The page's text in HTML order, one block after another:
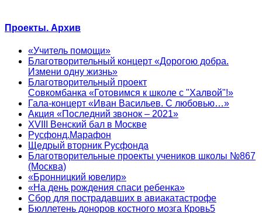
Проекты. Архив
«Учитель помощи»
Благотворительный концерт «Дорогою добра.
Измени одну жизнь»
Благотворительный проект
Совкомбанка «Готовимся к школе с "Халвой"!»
Гала-концерт «Иван Васильев. С любовью…»
Акция «Последний звонок – 2021»
XVIII Венский бал в Москве
Русфонд.Марафон
Щедрый вторник Русфонда
Благотворительные проекты учеников школы №867
(Москва)
«Бронницкий ювелир»
«На день рождения спаси ребенка»
Сбор для пострадавших в авиакатастрофе
Бюллетень доноров костного мозга Кровь5